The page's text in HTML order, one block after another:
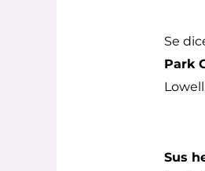
Se
Park
Sus